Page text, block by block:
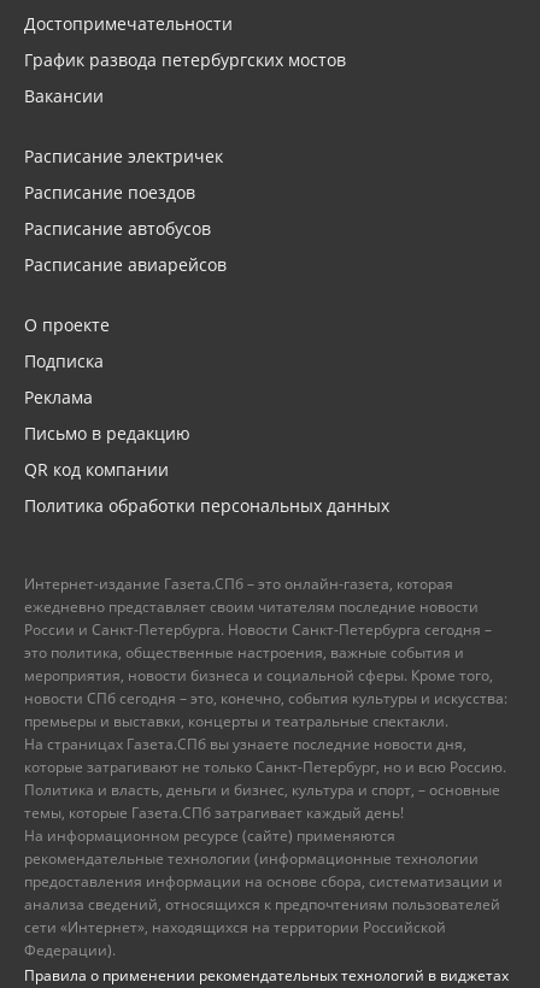
Достопримечательности
График развода петербургских мостов
Вакансии
Расписание электричек
Расписание поездов
Расписание автобусов
Расписание авиарейсов
О проекте
Подписка
Реклама
Письмо в редакцию
QR код компании
Политика обработки персональных данных
Интернет-издание Газета.СПб – это онлайн-газета, которая
ежедневно представляет своим читателям последние новости
России и Санкт-Петербурга. Новости Санкт-Петербурга сегодня –
это политика, общественные настроения, важные события и
мероприятия, новости бизнеса и социальной сферы. Кроме того,
новости СПб сегодня – это, конечно, события культуры и искусства:
премьеры и выставки, концерты и театральные спектакли.
На страницах Газета.СПб вы узнаете последние новости дня,
которые затрагивают не только Санкт-Петербург, но и всю Россию.
Политика и власть, деньги и бизнес, культура и спорт, – основные
темы, которые Газета.СПб затрагивает каждый день!
На информационном ресурсе (сайте) применяются
рекомендательные технологии (информационные технологии
предоставления информации на основе сбора, систематизации и
анализа сведений, относящихся к предпочтениям пользователей
сети «Интернет», находящихся на территории Российской
Федерации).
Правила о применении рекомендательных технологий в виджетах